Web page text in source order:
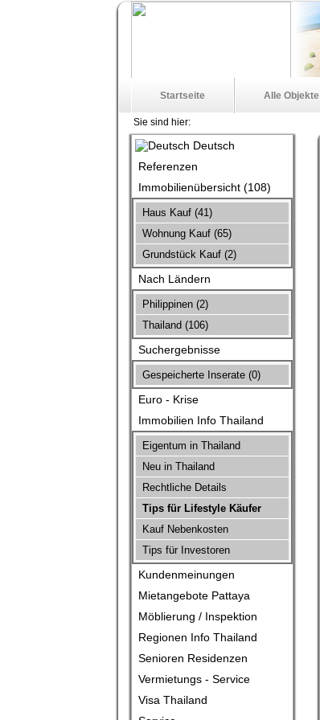
Startseite Alle Objekte
Sie sind hier:
Deutsch
Referenzen
Immobilienübersicht (108)
Haus Kauf (41)
Wohnung Kauf (65)
Grundstück Kauf (2)
Nach Ländern
Philippinen (2)
Thailand (106)
Suchergebnisse
Gespeicherte Inserate (0)
Euro - Krise
Immobilien Info Thailand
Eigentum in Thailand
Neu in Thailand
Rechtliche Details
Tips für Lifestyle Käufer
Kauf Nebenkosten
Tips für Investoren
Kundenmeinungen
Mietangebote Pattaya
Möblierung / Inspektion
Regionen Info Thailand
Senioren Residenzen
Vermietungs - Service
Visa Thailand